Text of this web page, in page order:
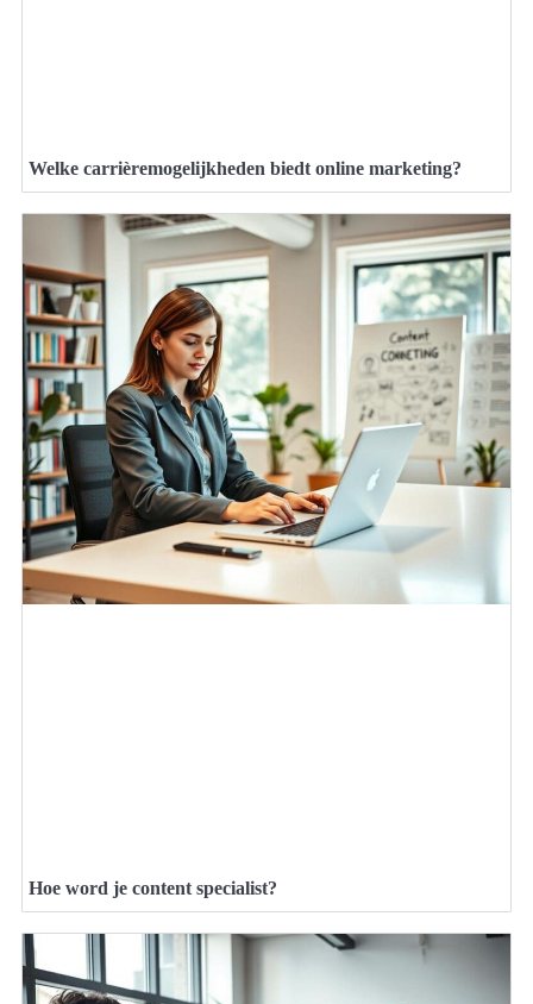
Welke carrièremogelijkheden biedt online marketing?
Hoe word je content specialist?